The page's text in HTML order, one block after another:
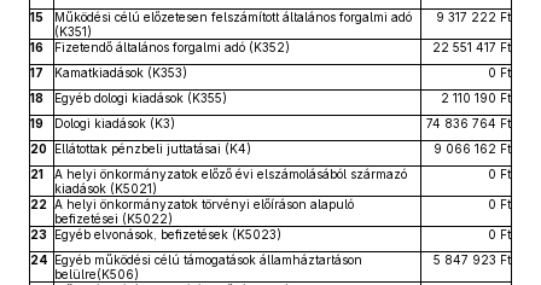
15
Működési célú előzetesen felszámított általános forgalmi adó
(K351)
9 317 222 Ft
16 Fizetendő általános forgalmi adó (K352)
22 551 417 Ft
17
Kamatkiadások (K353)
0 Ft
18
Egyéb dologi kiadások (K355)
2 110 190 Ft
19
Dologi kiadások (K3)
74 836 764 Ft
20
Ellátottak pénzbeli juttatásai (K4)
9 066 162 Ft
21
A helyi önkormányzatok előző évi elszámolásából származó
kiadások (K5021)
0 Ft
22 A helyi önkormányzatok törvényi előíráson alapuló
befizetései (K5022)
0 Ft
23 Egyéb elvonások, befizetések (K5023)
0 Ft
24 Egyéb működési célú támogatások államháztartáson
belülre(K506)
5 847 923 Ft